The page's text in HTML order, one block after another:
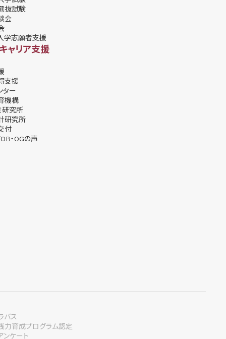
抜試験
会
学志願者支援
ャリア支援
支援
ター
機構
研究所
研究所
付
・OGの声
バス
力育成プログラム認定
ンケート